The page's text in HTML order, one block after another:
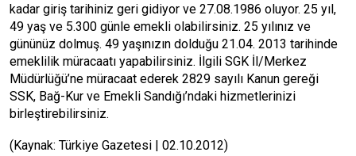
kadar giriş tarihiniz geri gidiyor ve 27.08.1986 oluyor. 25 yıl,
49 yaş ve 5.300 günle emekli olabilirsiniz. 25 yılınız ve
gününüz dolmuş. 49 yaşınızın dolduğu 21.04. 2013 tarihinde
emeklilik müracaatı yapabilirsiniz. İlgili SGK İl/Merkez
Müdürlüğü’ne müracaat ederek 2829 sayılı Kanun gereği
SSK, Bağ-Kur ve Emekli Sandığı’ndaki hizmetlerinizi
birleştirebilirsiniz.
(Kaynak: Türkiye Gazetesi | 02.10.2012)